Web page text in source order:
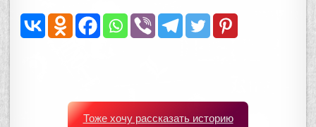
Тоже хочу рассказать историю